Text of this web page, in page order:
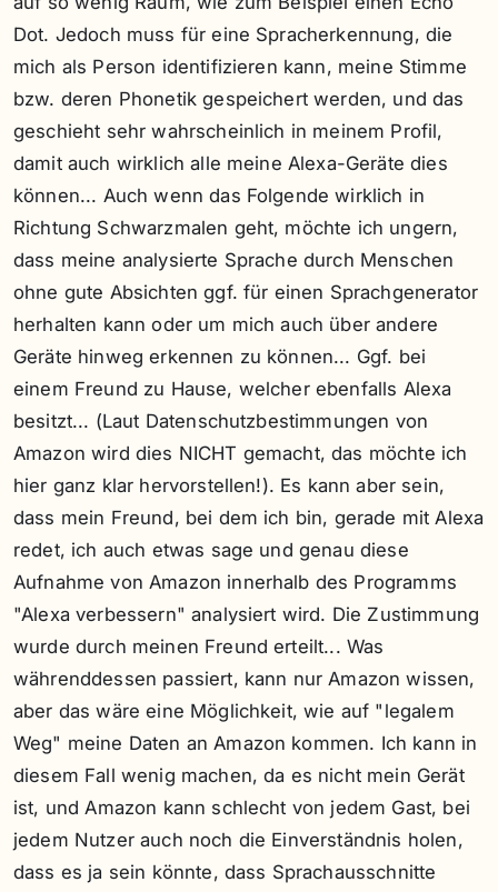
Dot. Jedoch muss für eine Spracherkennung, die
mich als Person identifizieren kann, meine Stimme
bzw. deren Phonetik gespeichert werden, und das
geschieht sehr wahrscheinlich in meinem Profil,
damit auch wirklich alle meine Alexa-Geräte dies
können... Auch wenn das Folgende wirklich in
Richtung Schwarzmalen geht, möchte ich ungern,
dass meine analysierte Sprache durch Menschen
ohne gute Absichten ggf. für einen Sprachgenerator
herhalten kann oder um mich auch über andere
Geräte hinweg erkennen zu können... Ggf. bei
einem Freund zu Hause, welcher ebenfalls Alexa
besitzt... (Laut Datenschutzbestimmungen von
Amazon wird dies NICHT gemacht, das möchte ich
hier ganz klar hervorstellen!). Es kann aber sein,
dass mein Freund, bei dem ich bin, gerade mit Alexa
redet, ich auch etwas sage und genau diese
Aufnahme von Amazon innerhalb des Programms
"Alexa verbessern" analysiert wird. Die Zustimmung
wurde durch meinen Freund erteilt... Was
währenddessen passiert, kann nur Amazon wissen,
aber das wäre eine Möglichkeit, wie auf "legalem
Weg" meine Daten an Amazon kommen. Ich kann in
diesem Fall wenig machen, da es nicht mein Gerät
ist, und Amazon kann schlecht von jedem Gast, bei
jedem Nutzer auch noch die Einverständnis holen,
dass es ja sein könnte, dass Sprachausschnitte